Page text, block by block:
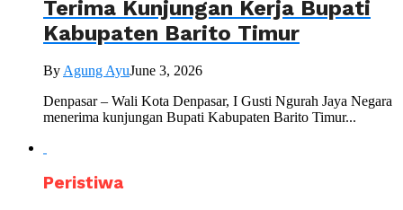
Terima Kunjungan Kerja Bupati
Kabupaten Barito Timur
ByAgung AyuJune 3, 2026
Denpasar – Wali Kota Denpasar, I Gusti Ngurah Jaya Negara
menerima kunjungan Bupati Kabupaten Barito Timur...
Peristiwa